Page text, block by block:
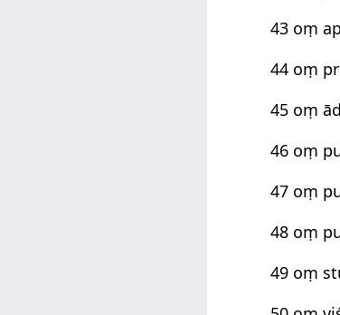
43 oṃ
44 oṃ
45 oṃ
46 oṃ
47 oṃ
48 oṃ
49 oṃ